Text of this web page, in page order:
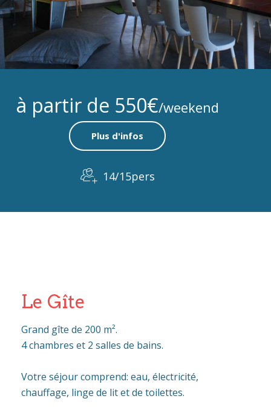
à partir de 550€/weekend
Plus d'infos
14/15pers
Le Gîte
Grand gîte de 200 m².
4 chambres et 2 salles de bains.
Votre séjour comprend: eau, électricité,
chauffage, linge de lit et de toilettes.